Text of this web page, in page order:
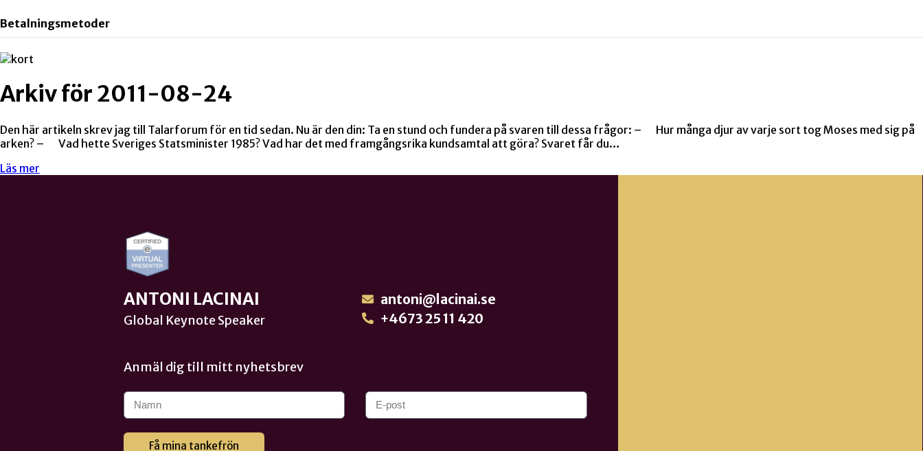
Betalningsmetoder
Arkiv för 2011-08-24
Den här artikeln skrev jag till Talarforum för en tid sedan. Nu är den din: Ta en stund och fundera på svaren till dessa frågor: – Hur många djur av varje sort tog Moses med sig på
arken? – Vad hette Sveriges Statsminister 1985? Vad har det med framgångsrika kundsamtal att göra? Svaret får du…
Läs mer
ANTONI LACINAI
Global Keynote Speaker
antoni@lacinai.se
+4673 25 11 420
Anmäl dig till mitt nyhetsbrev
Få mina tankefrön